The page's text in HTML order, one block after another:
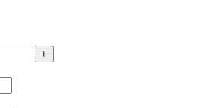
+